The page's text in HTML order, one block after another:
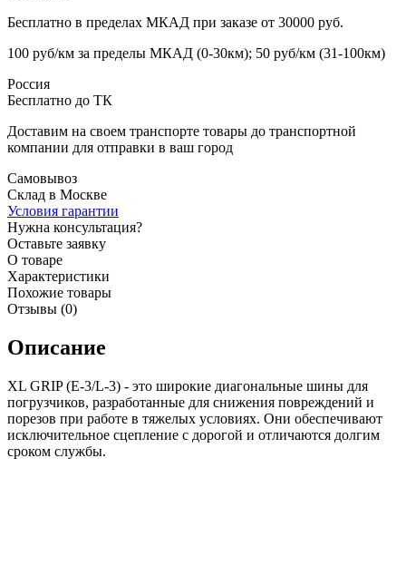
Бесплатно в пределах МКАД при заказе от 30000 руб.
100 руб/км за пределы МКАД (0-30км); 50 руб/км (31-100км)
Россия
Бесплатно до ТК
Доставим на своем транспорте товары до транспортной
компании для отправки в ваш город
Самовывоз
Склад в Москве
Условия гарантии
Нужна консультация?
Оставьте заявку
О товаре
Характеристики
Похожие товары
Отзывы (0)
Описание
XL GRIP (E-3/L-3) - это широкие диагональные шины для
погрузчиков, разработанные для снижения повреждений и
порезов при работе в тяжелых условиях. Они обеспечивают
исключительное сцепление с дорогой и отличаются долгим
сроком службы.